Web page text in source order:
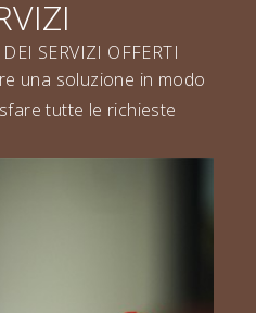
SERVIZI OFFERTI
una soluzione in modo
tutte le richieste